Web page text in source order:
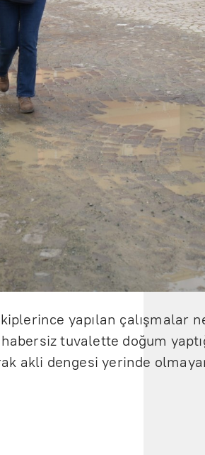
yapılan çalışmalar
tuvalette doğum
akli dengesi yerinde